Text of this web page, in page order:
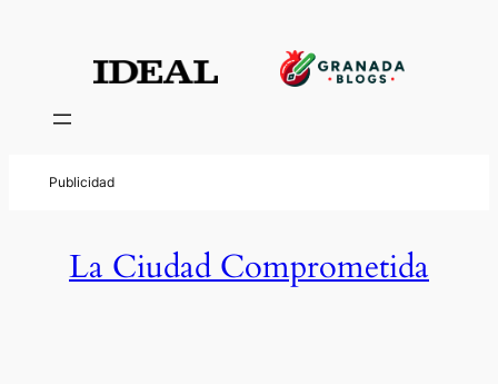
contenido
La Ciudad Comprometida